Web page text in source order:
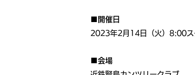
■開催日
2023年2月14日（火）8:00ス
■会場